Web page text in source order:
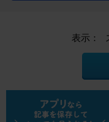
表示：